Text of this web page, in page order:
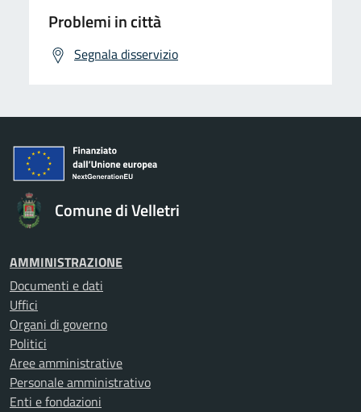
Problemi in città
Segnala disservizio
Comune di Velletri
AMMINISTRAZIONE
Documenti e dati
Uffici
Organi di governo
Politici
Aree amministrative
Personale amministrativo
Enti e fondazioni